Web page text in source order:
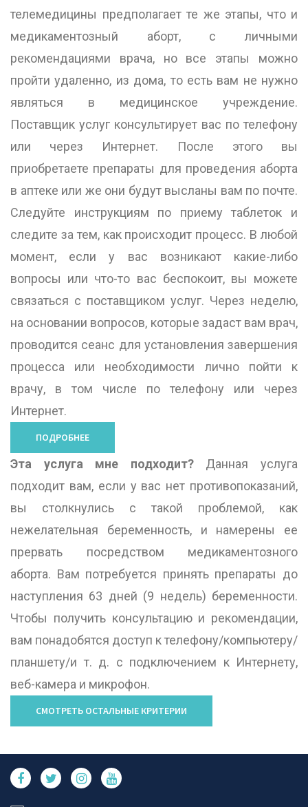
телемедицины предполагает те же этапы, что и
медикаментозный аборт, с личными
рекомендациями врача, но все этапы можно
пройти удаленно, из дома, то есть вам не нужно
являться в медицинское учреждение.
Поставщик услуг консультирует вас по телефону
или через Интернет. После этого вы
приобретаете препараты для проведения аборта
в аптеке или же они будут высланы вам по почте.
Следуйте инструкциям по приему таблеток и
следите за тем, как происходит процесс. В любой
момент, если у вас возникают какие-либо
вопросы или что-то вас беспокоит, вы можете
связаться с поставщиком услуг. Через неделю,
на основании вопросов, которые задаст вам врач,
проводится сеанс для установления завершения
процесса или необходимости лично пойти к
врачу, в том числе по телефону или через
Интернет.
ПОДРОБНЕЕ
Эта услуга мне подходит?Данная услуга
подходит вам, если у вас нет противопоказаний,
вы столкнулись с такой проблемой, как
нежелательная беременность, и намерены ее
прервать посредством медикаментозного
аборта. Вам потребуется принять препараты до
наступления 63 дней (9 недель) беременности.
Чтобы получить консультацию и рекомендации,
вам понадобятся доступ к телефону/компьютеру/
планшету/и т. д. с подключением к Интернету,
веб-камера и микрофон.
СМОТРЕТЬ ОСТАЛЬНЫЕ КРИТЕРИИ